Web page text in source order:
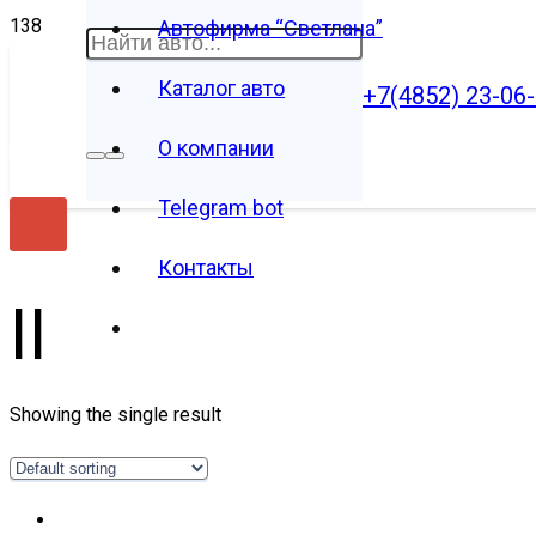
+7(4852) 23-
Автофирма “Светлана”
Каталог авто
О компании
Telegram bot
Контакты
II
Showing the single result